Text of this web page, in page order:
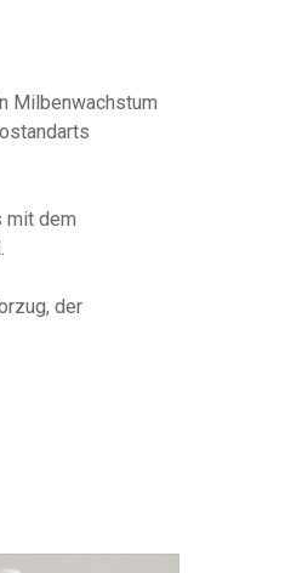
Milbenwachstum
mit dem
der